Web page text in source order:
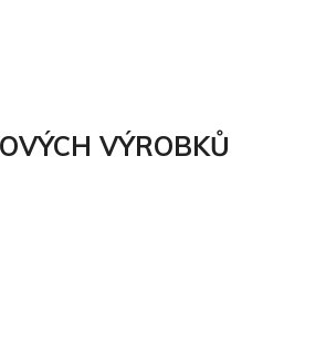
VÝROBKŮ